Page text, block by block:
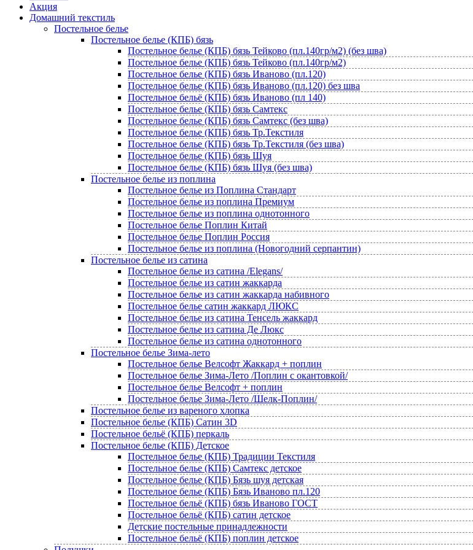
Акция
Домашний текстиль
Постельное белье
Постельное белье (КПБ) бязь
Постельное белье (КПБ) бязь Тейково (пл.140гр/м2) (без шва)
Постельное белье (КПБ) бязь Тейково (пл.140гр/м2)
Постельное белье (КПБ) бязь Иваново (пл.120)
Постельное белье (КПБ) бязь Иваново (пл.120) без шва
Постельное бельё (КПБ) бязь Иваново (пл 140)
Постельное белье (КПБ) бязь Самтекс
Постельное белье (КПБ) бязь Самтекс (без шва)
Постельное белье (КПБ) бязь Тр.Текстиля
Постельное белье (КПБ) бязь Тр.Текстиля (без шва)
Постельное белье (КПБ) бязь Шуя
Постельное белье (КПБ) бязь Шуя (без шва)
Постельное белье из поплина
Постельное белье из Поплина Стандарт
Постельное белье из поплина Премиум
Постельное белье из поплина однотонного
Постельное белье Поплин Китай
Постельное белье Поплин Россия
Постельное белье из поплина (Новогодний серпантин)
Постельное белье из сатина
Постельное белье из сатина /Elegans/
Постельное белье из сатин жаккарда
Постельное белье из сатин жаккарда набивного
Постельное белье сатин жаккард ЛЮКС
Постельное белье из сатина Тенсель жаккард
Постельное белье из сатина Де Люкс
Постельное белье из сатина однотонного
Постельное белье Зима-лето
Постельное белье Велсофт Жаккард + поплин
Постельное белье Зима-Лето /Поплин с окантовкой/
Постельное белье Велсофт + поплин
Постельное белье Зима-Лето /Шелк-Поплин/
Постельное белье из вареного хлопка
Постельное белье (КПБ) Сатин 3D
Постельное бельё (КПБ) перкаль
Постельное белье (КПБ) Детское
Постельное белье (КПБ) Традиции Текстиля
Постельное белье (КПБ) Самтекс детское
Постельное белье (КПБ) Бязь шуя детская
Постельное белье (КПБ) Бязь Иваново пл.120
Постельное бельё (КПБ) бязь Иваново ГОСТ
Постельное бельё (КПБ) сатин детское
Детские постельные принадлежности
Постельное бельё (КПБ) поплин детское